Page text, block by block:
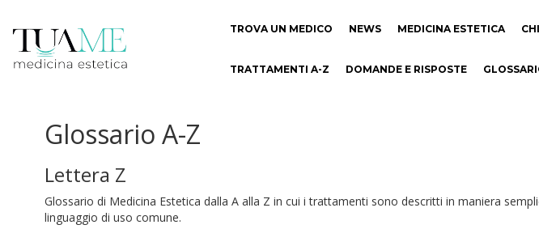
TROVA UN MEDICO NEWS MEDICINA ESTETICA
TRATTAMENTI A-Z DOMANDE E RISPOSTE
Glossario A-Z
Lettera Z
Glossario di Medicina Estetica dalla A alla Z in cui i trattamenti sono descritti in maniera
linguaggio di uso comune.